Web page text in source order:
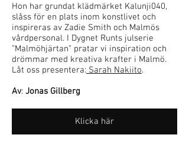
Hon har grundat klädmärket Kalunji040,
slåss för en plats inom konstlivet och
inspireras av Zadie Smith och Malmös
vårdpersonal. I Dygnet Runts julserie
”Malmöhjärtan” pratar vi inspiration och
drömmar med kreativa krafter i Malmö.
Låt oss presentera: Sarah Nakiito.
Av: Jonas Gillberg
Klicka här